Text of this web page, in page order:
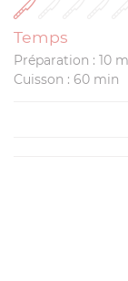
Temps
Préparation : 10
Cuisson : 60 min